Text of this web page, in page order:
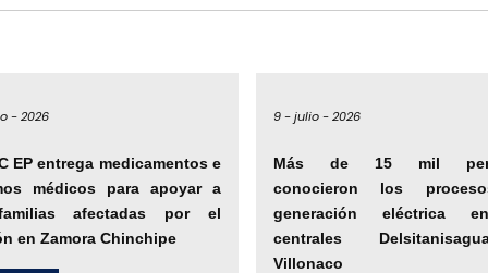
- 2026
EP entrega medicamentos e
médicos para apoyar a
afectadas por el
en Zamora Chinchipe
9 - julio - 2026
Más de 15 mil
conocieron los
generación eléctrica
centrales
Villonaco